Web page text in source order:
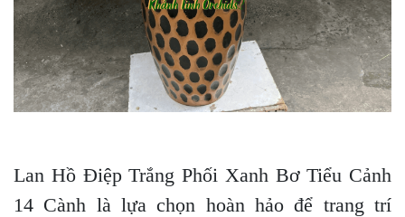
Lan Hồ Điệp Trắng Phối Xanh Bơ Tiểu Cảnh
14 Cành là lựa chọn hoàn hảo để trang trí